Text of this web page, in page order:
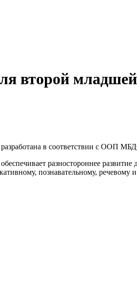
второй
в соответствии с ООП
разностороннее
познавательному, речевому и